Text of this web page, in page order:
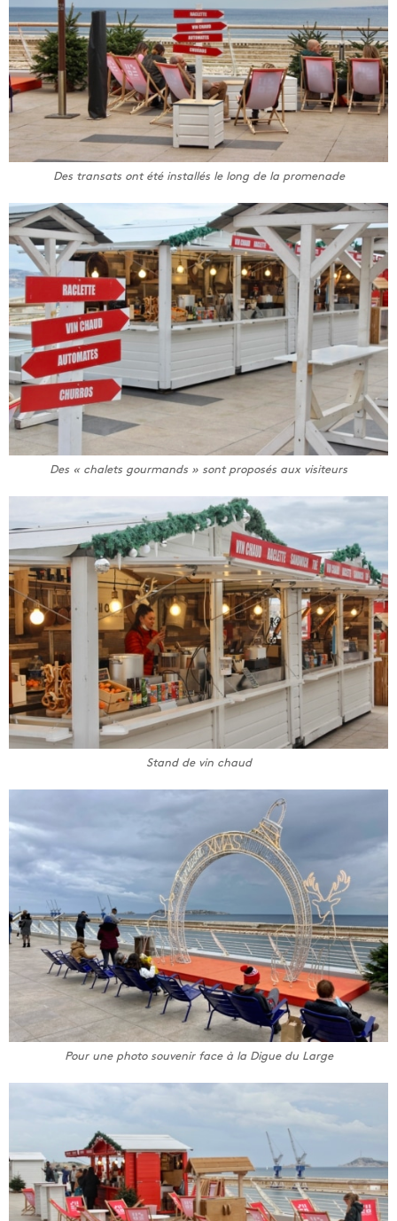
Des transats ont été installés le long de la promenade
Des « chalets gourmands » sont proposés aux visiteurs
Stand de vin chaud
Pour une photo souvenir face à la Digue du Large